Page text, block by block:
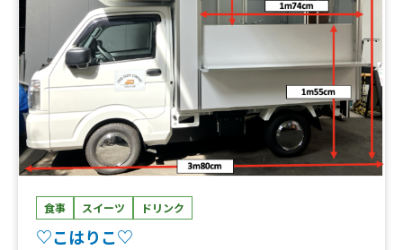
食事 スイーツ ドリンク
♡こはりこ♡